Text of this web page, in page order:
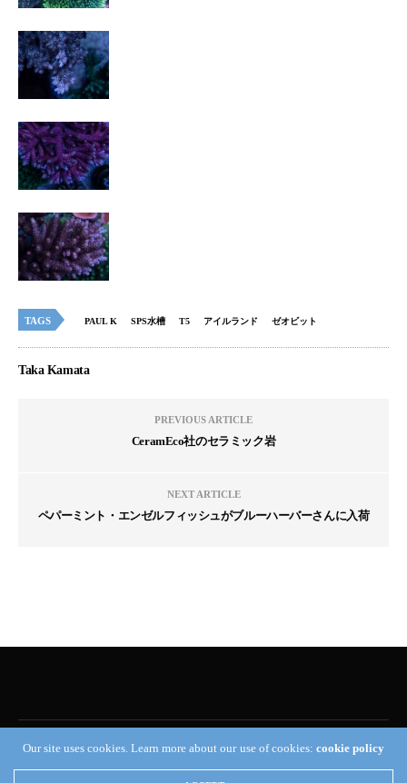
TAGS PAUL K SPS水槽 T5 アイルランド ゼオビット
Taka Kamata
PREVIOUS ARTICLE
CeramEco社のセラミック岩
NEXT ARTICLE
ペパーミント・エンゼルフィッシュがブルーハーバーさんに入荷
Reef Builders
Our site uses cookies. Learn more about our use of cookies: cookie policy